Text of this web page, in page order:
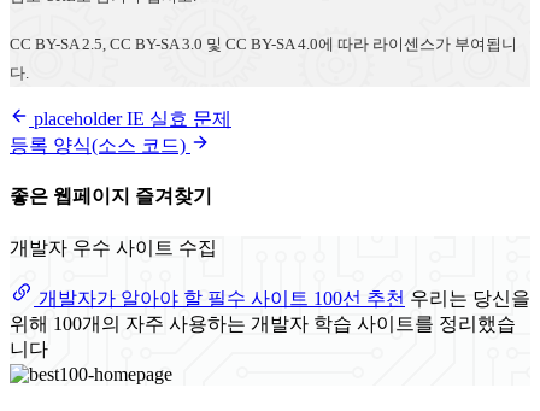
CC BY-SA 2.5, CC BY-SA 3.0 및 CC BY-SA 4.0에 따라 라이센스가 부여됩니
다.
placeholder IE 실효 문제
등록 양식(소스 코드)
좋은 웹페이지 즐겨찾기
개발자 우수 사이트 수집
개발자가 알아야 할 필수 사이트 100선 추천 우리는 당신을
위해 100개의 자주 사용하는 개발자 학습 사이트를 정리했습
니다